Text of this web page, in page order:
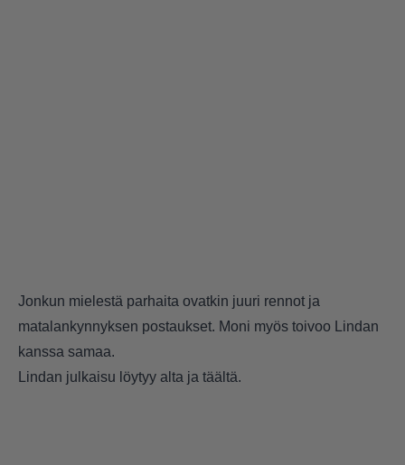
Jonkun mielestä parhaita ovatkin juuri rennot ja
matalankynnyksen postaukset. Moni myös toivoo Lindan
kanssa samaa.
Lindan julkaisu löytyy alta ja täältä.